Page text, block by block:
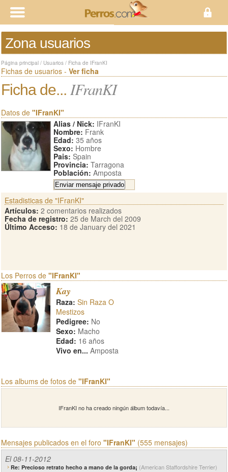
Zona usuarios
Página principal / Usuarios / Ficha de IFranKI
Fichas de usuarios - Ver ficha
Ficha de... IFranKI
Datos de "IFranKI"
Alias / Nick: IFranKI
Nombre: Frank
Edad: 35 años
Sexo: Hombre
Pais: Spain
Provincia: Tarragona
Población: Amposta
Estadisticas de "IFranKI"
Artículos: 2 comentarios realizados
Fecha de registro: 25 de March del 2009
Último Acceso: 18 de January del 2021
Los Perros de "IFranKI"
Kay
Raza: Sin Raza O
Mestizos
Pedigree: No
Sexo: Macho
Edad: 16 años
Vivo en... Amposta
Los albums de fotos de "IFranKI"
IFranKI no ha creado ningún álbum todavía...
Mensajes publicados en el foro "IFranKI" (555 mensajes)
El 08-11-2012
Re: Precioso retrato hecho a mano de la gorda¡ (American Staffordshire Terrier)